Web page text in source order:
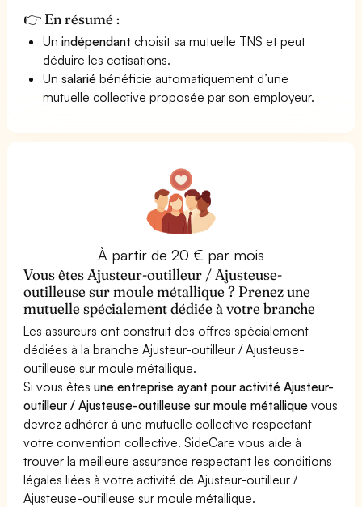
👉 En résumé :
Unindépendant choisit sa mutuelle TNS et peut
déduire les cotisations.
Unsalarié bénéficie automatiquement d’une
mutuelle collective proposée par son employeur.
À partir de 20 € par mois
Vous êtes Ajusteur-outilleur / Ajusteuse-
outilleuse sur moule métallique ? Prenez une
mutuelle spécialement dédiée à votre branche
Les assureurs ont construit des offres spécialement
dédiées à la branche Ajusteur-outilleur / Ajusteuse-
outilleuse sur moule métallique.
Si vous êtesune entreprise ayant pour activité Ajusteur-
outilleur / Ajusteuse-outilleuse sur moule métallique vous
devrez adhérer à une mutuelle collective respectant
votre convention collective. SideCare vous aide à
trouver la meilleure assurance respectant les conditions
légales liées à votre activité de Ajusteur-outilleur /
Ajusteuse-outilleuse sur moule métallique.